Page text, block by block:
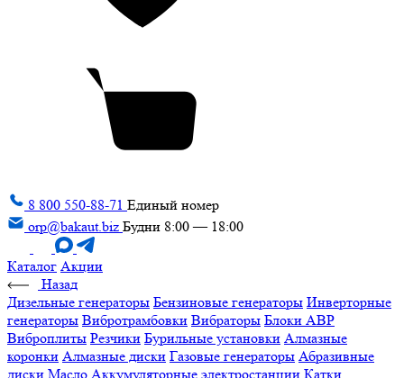
8 800 550-88-71 Единый номер
orp@bakaut.biz Будни 8:00 — 18:00
Каталог Акции
Назад
Дизельные генераторы Бензиновые генераторы Инверторные
генераторы Вибротрамбовки Вибраторы Блоки АВР
Виброплиты Резчики Бурильные установки Алмазные
коронки Алмазные диски Газовые генераторы Абразивные
диски Масло Аккумуляторные электростанции Катки